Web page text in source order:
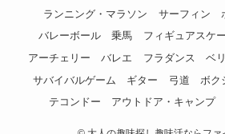
ランニング・マラソン
サーフィン
バレーボール
乗馬 フィギュアスケ
アーチェリー
バレエ フラダンス ベ
サバイバルゲーム
ギター 弓道 ボク
テコンドー
アウトドア・キャンプ